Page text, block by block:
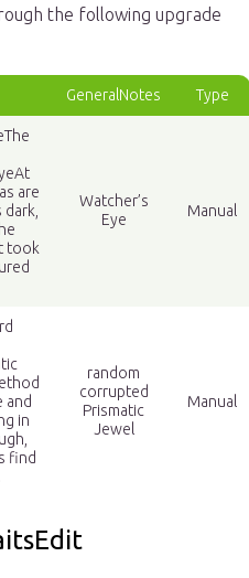
the following upgrade
GeneralNotes Type
The
are
took
Watcher’s
Eye
Manual
and
in
find
random
corrupted
Prismatic
Jewel
Manual